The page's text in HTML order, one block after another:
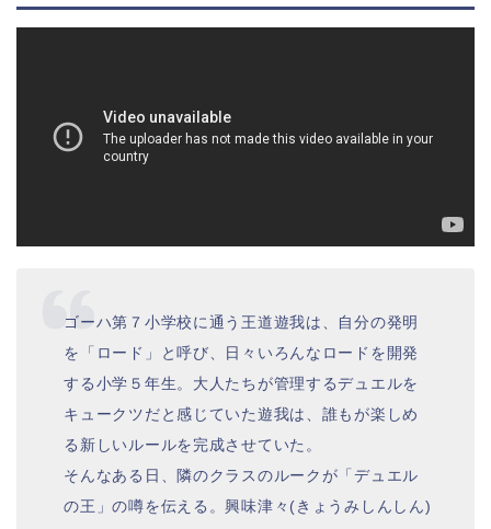
ゴーハ第７小学校に通う王道遊我は、自分の発明
を「ロード」と呼び、日々いろんなロードを開発
する小学５年生。大人たちが管理するデュエルを
キュークツだと感じていた遊我は、誰もが楽しめ
る新しいルールを完成させていた。
そんなある日、隣のクラスのルークが「デュエル
の王」の噂を伝える。興味津々(きょうみしんしん)